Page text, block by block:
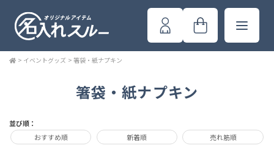
> イベントグッズ > 箸袋・紙ナプキン
箸袋・紙ナプキン
並び順：
おすすめ順
新着順 売れ筋順